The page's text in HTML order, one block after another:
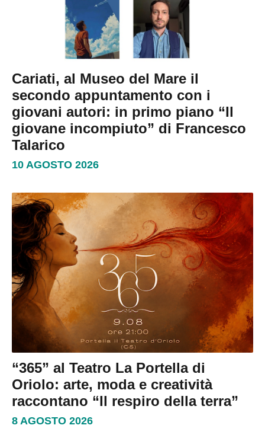
Cariati, al Museo del Mare il
secondo appuntamento con i
giovani autori: in primo piano “Il
giovane incompiuto” di Francesco
Talarico
10 AGOSTO 2026
“365” al Teatro La Portella di
Oriolo: arte, moda e creatività
raccontano “Il respiro della terra”
8 AGOSTO 2026